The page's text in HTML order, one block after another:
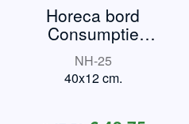
Horeca bord
Consumptie
verplicht
NH-25
40x12 cm.